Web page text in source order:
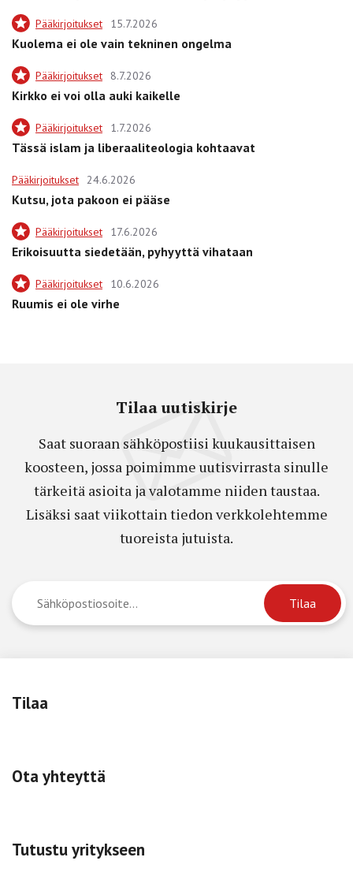
Pääkirjoitukset 15.7.2026
Kuolema ei ole vain tekninen ongelma
Pääkirjoitukset 8.7.2026
Kirkko ei voi olla auki kaikelle
Pääkirjoitukset 1.7.2026
Tässä islam ja liberaaliteologia kohtaavat
Pääkirjoitukset 24.6.2026
Kutsu, jota pakoon ei pääse
Pääkirjoitukset 17.6.2026
Erikoisuutta siedetään, pyhyyttä vihataan
Pääkirjoitukset 10.6.2026
Ruumis ei ole virhe
Tilaa uutiskirje
Saat suoraan sähköpostiisi kuukausittaisen
koosteen, jossa poimimme uutisvirrasta sinulle
tärkeitä asioita ja valotamme niiden taustaa.
Lisäksi saat viikottain tiedon verkkolehtemme
tuoreista jutuista.
Tilaa
Ota yhteyttä
Tutustu yritykseen